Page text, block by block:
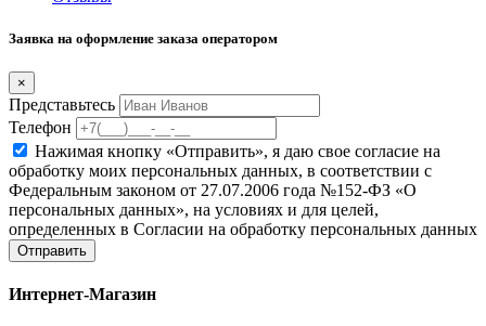
Заявка на оформление заказа оператором
×
Представьтесь
Телефон
Нажимая кнопку «Отправить», я даю свое согласие на
обработку моих персональных данных, в соответствии с
Федеральным законом от 27.07.2006 года №152-ФЗ «О
персональных данных», на условиях и для целей,
определенных в Согласии на обработку персональных данных
Отправить
Интернет-Магазин